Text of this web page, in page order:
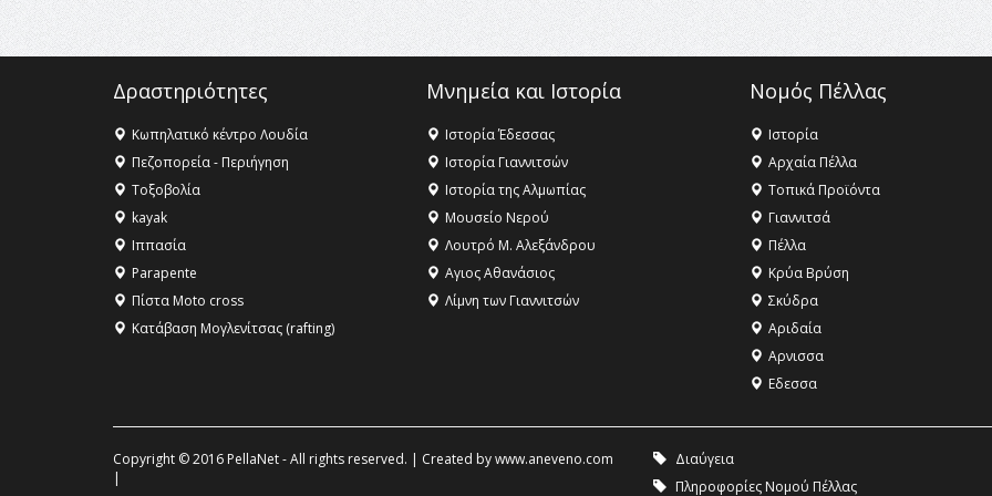
Δραστηριότητες
Κωπηλατικό κέντρο Λουδία
Πεζοπορεία - Περιήγηση
Τοξοβολία
kayak
Ιππασία
Parapente
Πίστα Moto cross
Κατάβαση Μογλενίτσας (rafting)
Μνημεία και Ιστορία
Ιστορία Έδεσσας
Ιστορία Γιαννιτσών
Ιστορία της Αλμωπίας
Μουσείο Νερού
Λουτρό Μ. Αλεξάνδρου
Αγιος Αθανάσιος
Λίμνη των Γιαννιτσών
Νομός Πέλλας
Ιστορία
Αρχαία Πέλλα
Τοπικά Προϊόντα
Γιαννιτσά
Πέλλα
Κρύα Βρύση
Σκύδρα
Αριδαία
Aρνισσα
Eδεσσα
Copyright © 2016 PellaNet - All rights reserved. | Created bywww.aneveno.com
|
Διαύγεια
Πληροφορίες Νομού Πέλλας